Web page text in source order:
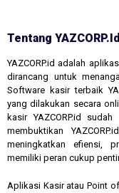
Tentang YAZCORP.id
YAZCORP.id adalah
dirancang untuk
Software kasir terbaik
yang dilakukan secara
kasir YAZCORP.id
membuktikan
meningkatkan efiensi,
memiliki peran cukup
Aplikasi Kasir atau Point